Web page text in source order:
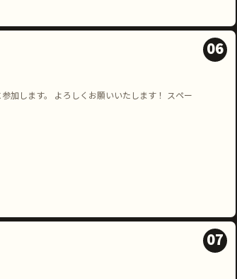
06
加します。 よろしくお願いいたします！ スペー
07